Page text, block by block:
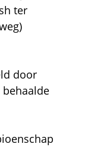
ter
door
behaalde